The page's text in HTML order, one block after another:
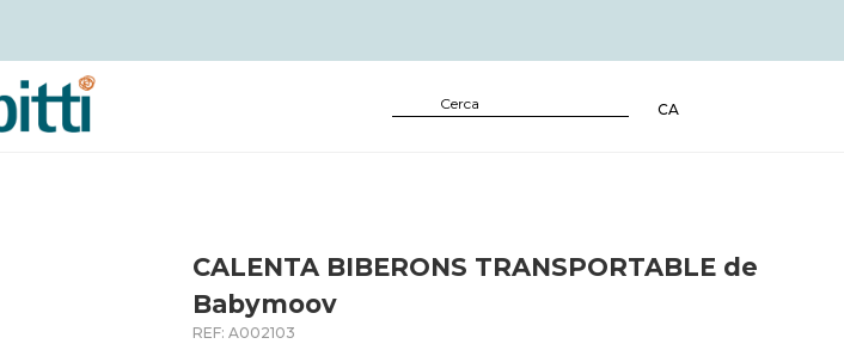
CA
CALENTA BIBERONS TRANSPORTABLE de
Babymoov
REF: A002103